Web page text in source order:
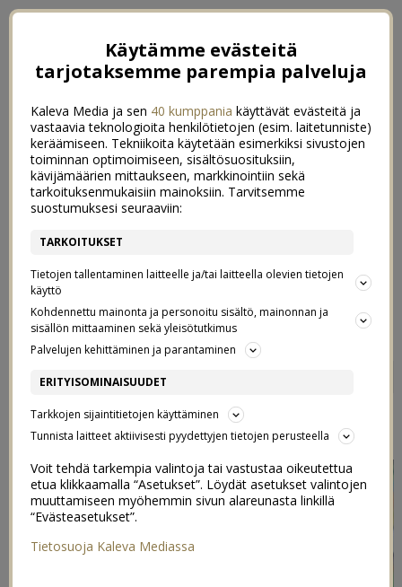
JÄTSKIT RINNUKSILLA EI
PALJOA HAITTAA
7/05/2015
Käytämme evästeitä
tarjotaksemme parempia palveluja
Kaleva Media ja sen 40 kumppania käyttävät evästeitä ja
vastaavia teknologioita henkilötietojen (esim. laitetunniste)
keräämiseen. Tekniikoita käytetään esimerkiksi sivustojen
toiminnan optimoimiseen, sisältösuosituksiin,
kävijämäärien mittaukseen, markkinointiin sekä
tarkoituksenmukaisiin mainoksiin. Tarvitsemme
suostumuksesi seuraaviin:
TARKOITUKSET
Tietojen tallentaminen laitteelle ja/tai laitteella olevien tietojen
käyttö
Kohdennettu mainonta ja personoitu sisältö, mainonnan ja
sisällön mittaaminen sekä yleisötutkimus
Palvelujen kehittäminen ja parantaminen
ERITYISOMINAISUUDET
Tarkkojen sijaintitietojen käyttäminen
Tunnista laitteet aktiivisesti pyydettyjen tietojen perusteella
Voit tehdä tarkempia valintoja tai vastustaa oikeutettua
etua klikkaamalla “Asetukset”. Löydät asetukset valintojen
muuttamiseen myöhemmin sivun alareunasta linkillä
“Evästeasetukset”.
Tietosuoja Kaleva Mediassa